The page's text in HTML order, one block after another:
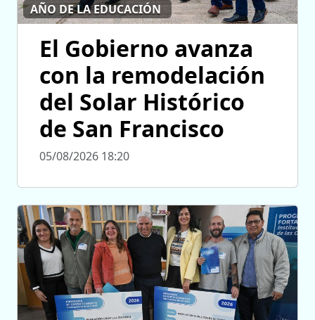
AÑO DE LA EDUCACIÓN
El Gobierno avanza
con la remodelación
del Solar Histórico
de San Francisco
05/08/2026 18:20